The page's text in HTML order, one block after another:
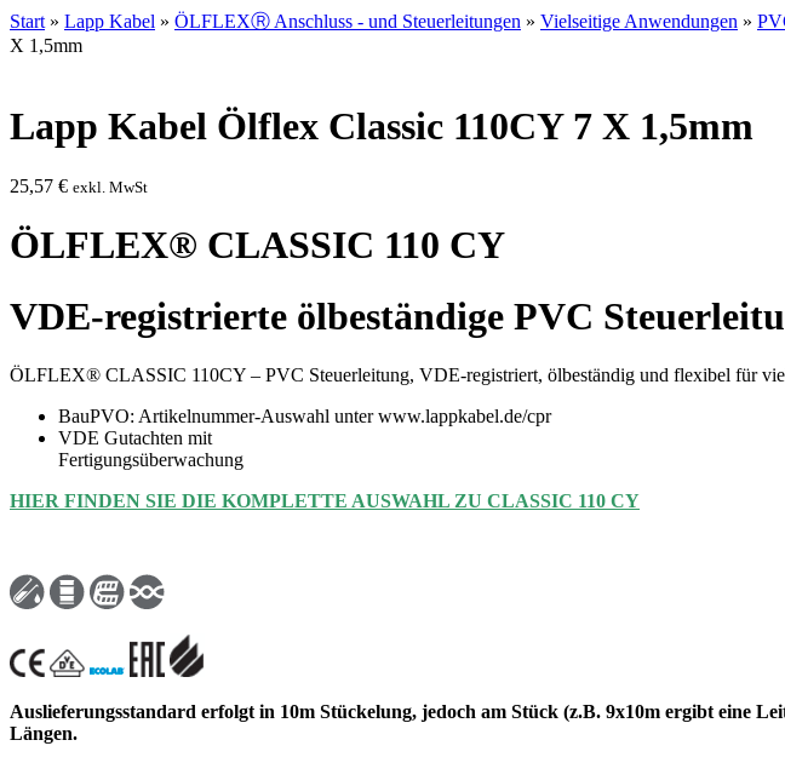
Start » Lapp Kabel » ÖLFLEXⓇ Anschluss - und Steuerleitungen » Vielseitige Anwendungen »
X 1,5mm
Lapp Kabel Ölflex Classic 110CY 7 X 1,5mm
25,57 € exkl. MwSt
ÖLFLEX® CLASSIC 110 CY
VDE-registrierte ölbeständige PVC
ÖLFLEX® CLASSIC 110CY – PVC Steuerleitung, VDE-registriert, ölbeständig und flexibel für
BauPVO: Artikelnummer-Auswahl unter www.lappkabel.de/cpr
VDE Gutachten mit
Fertigungsüberwachung
HIER FINDEN SIE DIE KOMPLETTE AUSWAHL ZU CLASSIC 110 CY
Auslieferungsstandard erfolgt in 10m Stückelung, jedoch am Stück (z.B. 9x10m ergibt eine
Längen.